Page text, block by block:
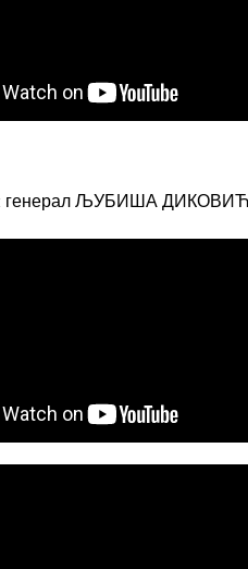
генерал ЉУБИША ДИКОВИЋ